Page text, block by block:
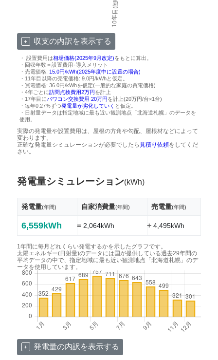
収支の内訳を表示する
・ 設置費用は相場価格(2025年9月改定)をもとに算出。
・回収年数＝設置費用÷導入メリット
・売電価格: 15.0円/kWh(2025年度中に設置の場合)
・11年目以降の売電価格: 9.0円/kWhと仮定。
・買電価格: 36.0円/kWhを仮定(一般的な家庭の買電価格)
・4年ごとに訪問点検費用2万円を計上
・17年目にパワコン交換費用 20万円を計上(20万円/台×1台)
・毎年0.27%ずつ発電量が劣化していく と仮定。
・日射量データは指定地域に最も近い観測地点「北海道札幌」のデータを
使用。
実際の発電量や設置費用は、屋根の方角や勾配、屋根材などによって
変わります。
正確な発電量シミュレーションが必要でしたら 見積り依頼をしてくだ
さい。
発電量シミュレーション(kWh)
発電量(年間) 自家消費量(年間) 売電量(年間)
6,559kWh =2,064kWh +4,495kWh
1年間に毎月どれくらい発電するかを示したグラフです。
太陽エネルギー(日射量)のデータには国が提供している過去29年間の
平均データの中で、指定地域に最も近い観測地点「北海道札幌」のデ
ータを使用しています。
発電量の内訳を表示する